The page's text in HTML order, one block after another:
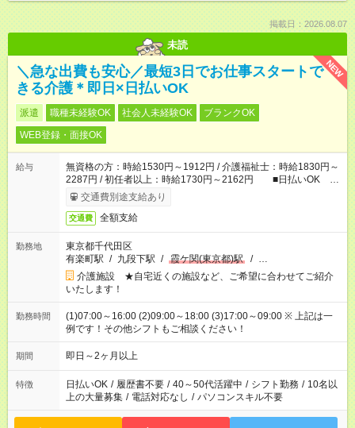
掲載日：2026.08.07
未読
NEW
＼急な出費も安心／最短3日でお仕事スタートで
きる介護＊即日×日払いOK
派遣 職種未経験OK 社会人未経験OK
ブランクOK
WEB登録・面接OK
給与
無資格の方：時給1530円～1912円 / 介護福祉士：時給1830円～
2287円 / 初任者以上：時給1730円～2162円 ■日払いOK ■
日収例：1万2240円（時給1530円×8h）
交通費別途支給あり
交通費 全額支給
勤務地
東京都千代田区
有楽町駅 / 九段下駅 / 霞ケ関(東京都)駅 / …
介護施設 ★自宅近くの施設など、ご希望に合わせてご紹介
いたします！
勤務時間
(1)07:00～16:00 (2)09:00～18:00 (3)17:00～09:00 ※ 上記は一
例です！その他シフトもご相談ください！
期間 即日～2ヶ月以上
特徴 日払いOK / 履歴書不要 / 40～50代活躍中 / シフト勤務 / 10名以
上の大量募集 / 電話対応なし / パソコンスキル不要